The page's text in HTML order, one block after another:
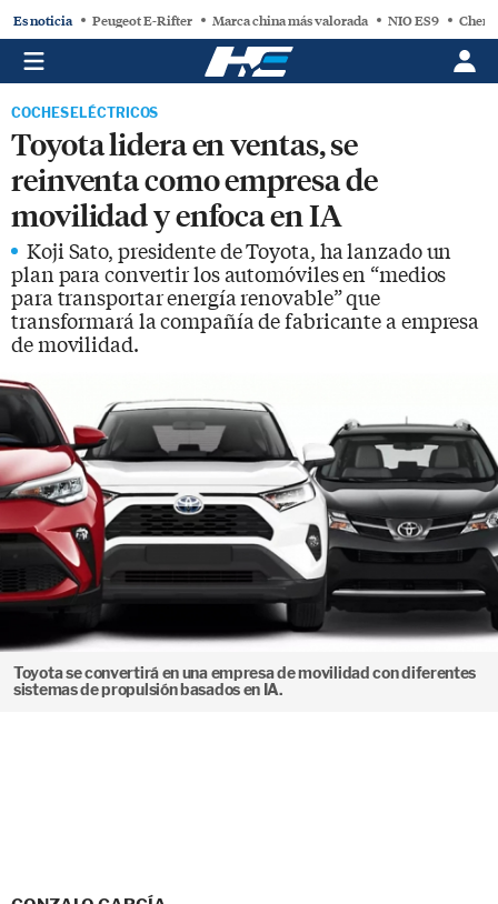
Es noticia Peugeot E-Rifter Marca china más valorada NIO ES9 Chery
COCHES ELÉCTRICOS
Toyota lidera en ventas, se
reinventa como empresa de
movilidad y enfoca en IA
Koji Sato, presidente de Toyota, ha lanzado un
plan para convertir los automóviles en “medios
para transportar energía renovable” que
transformará la compañía de fabricante a empresa
de movilidad.
Toyota se convertirá en una empresa de movilidad con diferentes
sistemas de propulsión basados en IA.